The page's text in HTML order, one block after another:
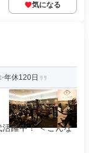
気になる
年休120日
躍中！ ＜こんな